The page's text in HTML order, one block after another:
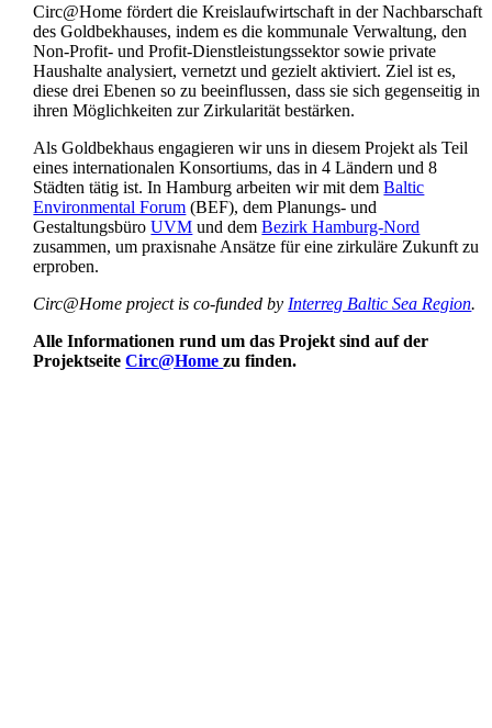
Circ@Home fördert die Kreislaufwirtschaft in der Nachbarschaft
des Goldbekhauses, indem es die kommunale Verwaltung, den
Non-Profit- und Profit-Dienstleistungssektor sowie private
Haushalte analysiert, vernetzt und gezielt aktiviert. Ziel ist es,
diese drei Ebenen so zu beeinflussen, dass sie sich gegenseitig in
ihren Möglichkeiten zur Zirkularität bestärken.
Als Goldbekhaus engagieren wir uns in diesem Projekt als Teil
eines internationalen Konsortiums, das in 4 Ländern und 8
Städten tätig ist. In Hamburg arbeiten wir mit demBaltic
Environmental Forum (BEF), dem Planungs- und
GestaltungsbüroUVM und demBezirk Hamburg-Nord
zusammen, um praxisnahe Ansätze für eine zirkuläre Zukunft zu
erproben.
Circ@Home project is co-funded by Interreg Baltic Sea Region.
Alle Informationen rund um das Projekt sind auf der
ProjektseiteCirc@Homezu finden.